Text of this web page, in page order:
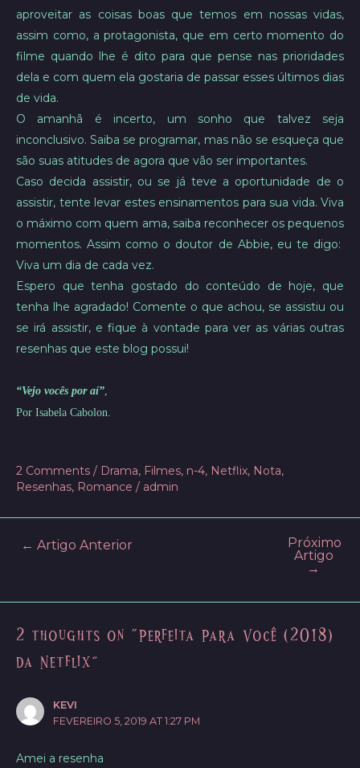
aproveitar as coisas boas que temos em nossas vidas,
assim como, a protagonista, que em certo momento do
filme quando lhe é dito para que pense nas prioridades
dela e com quem ela gostaria de passar esses últimos dias
de vida.
O amanhã é incerto, um sonho que talvez seja
inconclusivo. Saiba se programar, mas não se esqueça que
são suas atitudes de agora que vão ser importantes.
Caso decida assistir, ou se já teve a oportunidade de o
assistir, tente levar estes ensinamentos para sua vida. Viva
o máximo com quem ama, saiba reconhecer os pequenos
momentos. Assim como o doutor de Abbie, eu te digo:
Viva um dia de cada vez.
Espero que tenha gostado do conteúdo de hoje, que
tenha lhe agradado! Comente o que achou, se assistiu ou
se irá assistir, e fique à vontade para ver as várias outras
resenhas que este blog possui!
“Vejo vocês por aí”,
Por Isabela Cabolon.
2 Comments / Drama, Filmes, n-4, Netflix, Nota,
Resenhas, Romance / admin
Post← Artigo Anterior
Próximo
Artigo
→
2 thoughts on “Perfeita Para Você (2018)
da Netflix”
KEVI
FEVEREIRO 5, 2019 AT 1:27 PM
Amei a resenha